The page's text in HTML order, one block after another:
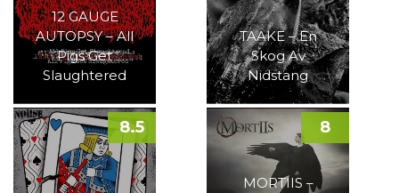
12 GAUGE
AUTOPSY – All
Pigs Get
Slaughtered
TAAKE – En
Skog Av
Nidstang
8.5
MORTIIS –
8